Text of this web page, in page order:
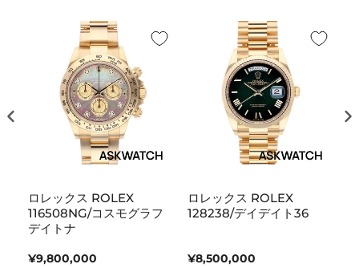
ロレックス ROLEX
116508NG/コスモグラフ
デイトナ
¥9,800,000
ロレックス ROLEX
128238/デイデイト36
¥8,500,000